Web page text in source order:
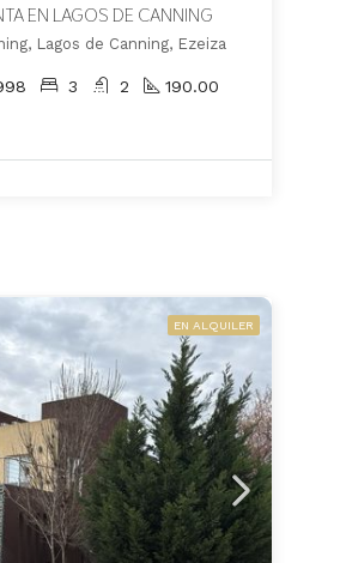
EN LAGOS DE CANNING
Lagos de Canning, Ezeiza
3 2 190.00
EN ALQUILER